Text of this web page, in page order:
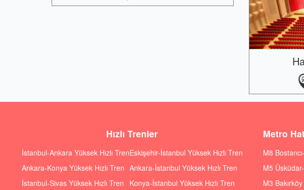
Hızlı Trenler
İstanbul-Ankara Yüksek Hızlı Tren
Ankara-Konya Yüksek Hızlı Tren
İstanbul-Sivas Yüksek Hızlı Tren
Eskişehir-İstanbul Yüksek Hızlı Tren
Ankara-İstanbul Yüksek Hızlı Tren
Konya-İstanbul Yüksek Hızlı Tren
Metro
M8
M5
M3